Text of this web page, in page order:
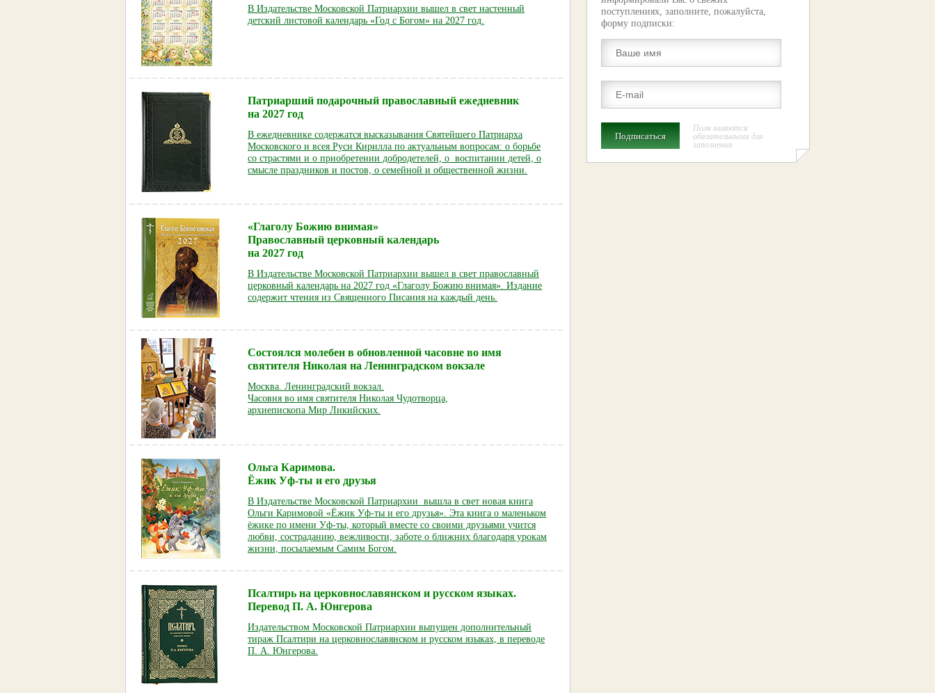
поступлениях, заполните, пожалуйста,
форму подписки:
Подписаться
Поля являются
обязательными для
заполнения
В Издательстве Московской Патриархии вышел в свет настенный
детский листовой календарь «Год с Богом» на 2027 год.
Патриарший подарочный православный ежедневник
на 2027 год
В ежедневнике содержатся высказывания Святейшего Патриарха
Московского и всея Руси Кирилла по актуальным вопросам: о борьбе
со страстями и о приобретении добродетелей, о воспитании детей, о
смысле праздников и постов, о семейной и общественной жизни.
«Глаголу Божию внимая»
Православный церковный календарь
на 2027 год
В Издательстве Московской Патриархии вышел в свет православный
церковный календарь на 2027 год «Глаголу Божию внимая». Издание
содержит чтения из Священного Писания на каждый день.
Состоялся молебен в обновленной часовне во имя
святителя Николая на Ленинградском вокзале
Москва. Ленинградский вокзал.
Часовня во имя святителя Николая Чудотворца,
архиепископа Мир Ликийских.
Ольга Каримова.
Ёжик Уф-ты и его друзья
В Издательстве Московской Патриархии вышла в свет новая книга
Ольги Каримовой «Ёжик Уф-ты и его друзья». Эта книга о маленьком
ёжике по имени Уф-ты, который вместе со своими друзьями учится
любви, состраданию, вежливости, заботе о ближних благодаря урокам
жизни, посылаемым Самим Богом.
Псалтирь на церковнославянском и русском языках.
Перевод П. А. Юнгерова
Издательством Московской Патриархии выпущен дополнительный
тираж Псалтири на церковнославянском и русском языках, в переводе
П. А. Юнгерова.